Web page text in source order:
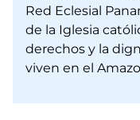
Red Eclesial
de la Iglesia
derechos y la
viven en el